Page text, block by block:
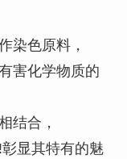
染色原料，
害化学物质的
结合，
显其特有的魅